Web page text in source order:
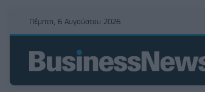
Πέμπτη, 6 Αυγούστου 2026